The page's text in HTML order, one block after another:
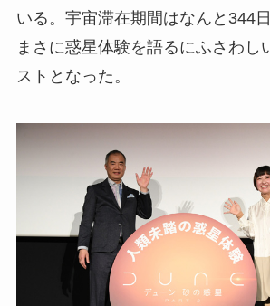
いる。宇宙滞在期間はなんと344
まさに惑星体験を語るにふさわし
ストとなった。